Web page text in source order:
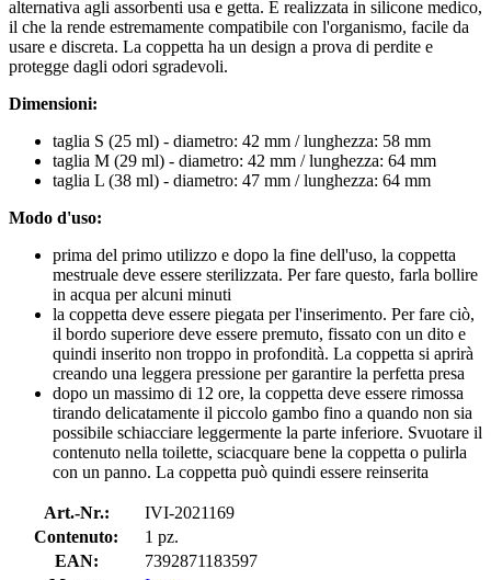
alternativa agli assorbenti usa e getta. È realizzata in silicone medico,
il che la rende estremamente compatibile con l'organismo, facile da
usare e discreta. La coppetta ha un design a prova di perdite e
protegge dagli odori sgradevoli.
Dimensioni:
taglia S (25 ml) - diametro: 42 mm / lunghezza: 58 mm
taglia M (29 ml) - diametro: 42 mm / lunghezza: 64 mm
taglia L (38 ml) - diametro: 47 mm / lunghezza: 64 mm
Modo d'uso:
prima del primo utilizzo e dopo la fine dell'uso, la coppetta
mestruale deve essere sterilizzata. Per fare questo, farla bollire
in acqua per alcuni minuti
la coppetta deve essere piegata per l'inserimento. Per fare ciò,
il bordo superiore deve essere premuto, fissato con un dito e
quindi inserito non troppo in profondità. La coppetta si aprirà
creando una leggera pressione per garantire la perfetta presa
dopo un massimo di 12 ore, la coppetta deve essere rimossa
tirando delicatamente il piccolo gambo fino a quando non sia
possibile schiacciare leggermente la parte inferiore. Svuotare il
contenuto nella toilette, sciacquare bene la coppetta o pulirla
con un panno. La coppetta può quindi essere reinserita
Art.-Nr.:
IVI-2021169
Contenuto:
1 pz.
EAN:
7392871183597